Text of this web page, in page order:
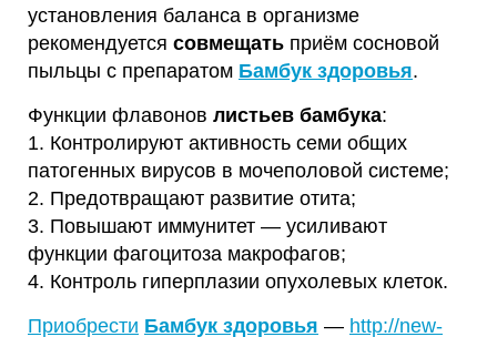
установления баланса в организме
рекомендуется совмещать приём сосновой
пыльцы с препаратом Бамбук здоровья.
Функции флавонов листьев бамбука:
1. Контролируют активность семи общих
патогенных вирусов в мочеполовой системе;
2. Предотвращают развитие отита;
3. Повышают иммунитет — усиливают
функции фагоцитоза макрофагов;
4. Контроль гиперплазии опухолевых клеток.
Приобрести Бамбук здоровья — http://new-